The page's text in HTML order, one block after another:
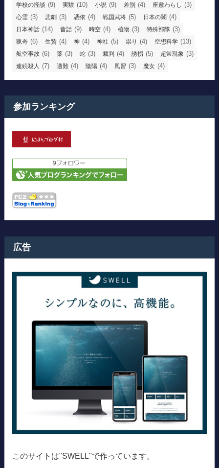
学校の怪談 (9) 実験 (10) 小説 (9) 差別 (4) 座敷わらし (3)
心霊 (3) 悲劇 (3) 憑依 (4) 戦国武将 (5) 日本の闇 (4)
日本神話 (14) 昔話 (9) 時空 (4) 植物 (3) 特殊部隊 (3)
猟奇 (6) 生贄 (4) 神 (4) 神社 (5) 祟り (4) 空想科学 (13)
航空事故 (6) 薬 (3) 蛇 (3) 裁判 (4) 誘拐 (5) 超常現象 (3)
連続殺人 (7) 遭難 (4) 陰陽 (4) 風習 (3) 魔女 (4)
参加ランキング
広告
このサイトは"SWELL"で作っています。